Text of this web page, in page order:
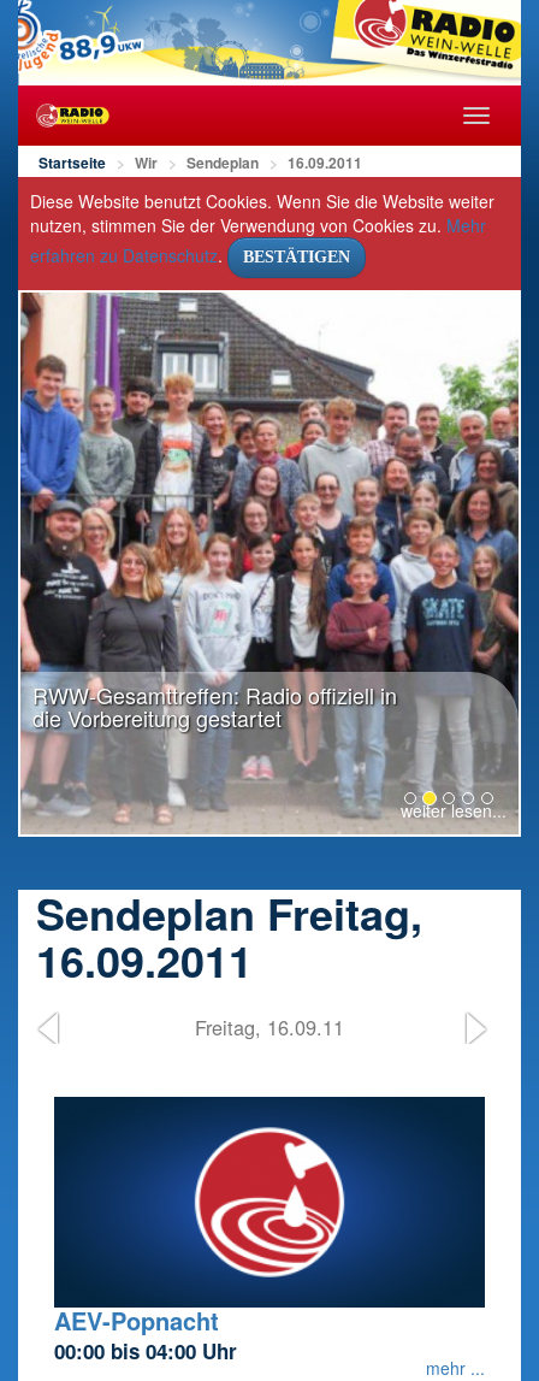
öffnen/
Startseite Wir Sendeplan 16.09.2011
Diese Website benutzt Cookies. Wenn Sie die Website weiter
nutzen, stimmen Sie der Verwendung von Cookies zu. Mehr
erfahren zu Datenschutz. BESTÄTIGEN
RWW-Gesamttreffen: Radio offiziell in
die Vorbereitung gestartet
weiter lesen...
Sendeplan Freitag,
16.09.2011
Freitag, 16.09.11
AEV-Popnacht
00:00 bis 04:00 Uhr
mehr ...